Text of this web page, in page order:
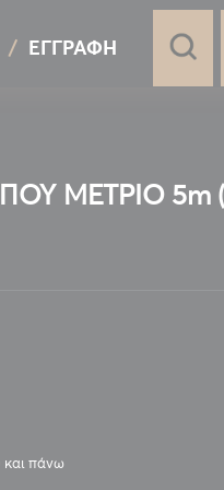
ΕΓΓΡΑΦΉ
ΜΕΤΡΙΟ 5m
πάνω